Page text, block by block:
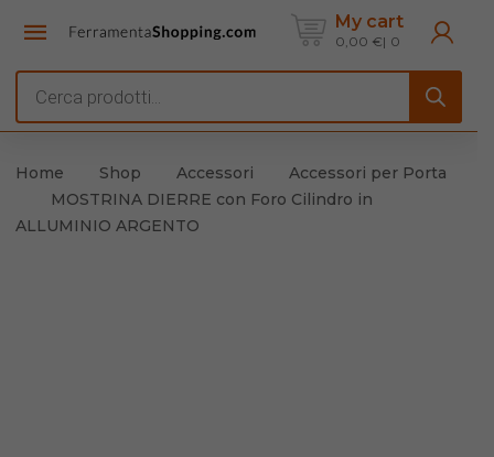
My cart
0,00 € 0
Home Shop Accessori
Accessori per Porta
MOSTRINA DIERRE con Foro Cilindro in
ALLUMINIO ARGENTO